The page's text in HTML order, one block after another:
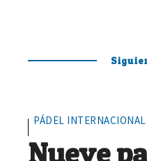
PÁDEL INTERNACIONAL
Nueve